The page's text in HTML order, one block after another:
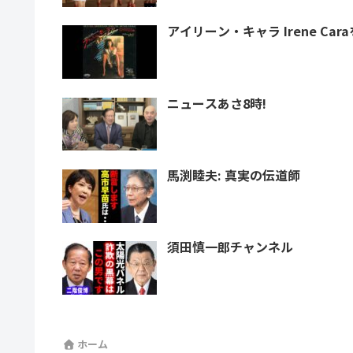
アイリーン・キャラ Irene Cara
ニュースあさ8時!
馬渕睦夫: 真実の伝道師
須田慎一郎チャンネル
ホーム